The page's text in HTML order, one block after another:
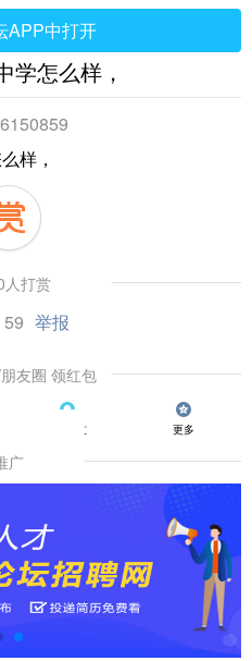
APP中打开
学怎么样，
样，
人打赏
举报
友圈 领红包
QQ好友 更多
广